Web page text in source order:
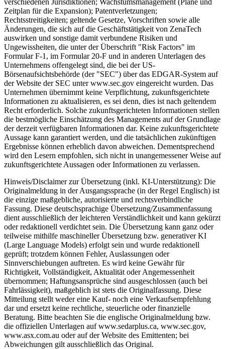
Zeitplan für die Expansion); Patentverletzungen;
Rechtsstreitigkeiten; geltende Gesetze, Vorschriften sowie alle
Änderungen, die sich auf die Geschäftstätigkeit von ZenaTech
auswirken und sonstige damit verbundene Risiken und
Ungewissheiten, die unter der Überschrift "Risk Factors" im
Formular F-1, im Formular 20-F und in anderen Unterlagen des
Unternehmens offengelegt sind, die bei der US-
Börsenaufsichtsbehörde (der "SEC") über das EDGAR-System auf
der Website der SEC unter www.sec.gov eingereicht wurden. Das
Unternehmen übernimmt keine Verpflichtung, zukunftsgerichtete
Informationen zu aktualisieren, es sei denn, dies ist nach geltendem
Recht erforderlich. Solche zukunftsgerichteten Informationen stellen
die bestmögliche Einschätzung des Managements auf der Grundlage
der derzeit verfügbaren Informationen dar. Keine zukunftsgerichtete
Aussage kann garantiert werden, und die tatsächlichen zukünftigen
Ergebnisse können erheblich davon abweichen. Dementsprechend
wird den Lesern empfohlen, sich nicht in unangemessener Weise auf
zukunftsgerichtete Aussagen oder Informationen zu verlassen.
Hinweis/Disclaimer zur Übersetzung (inkl. KI-Unterstützung): Die
Originalmeldung in der Ausgangssprache (in der Regel Englisch) ist
die einzige maßgebliche, autorisierte und rechtsverbindliche
Fassung. Diese deutschsprachige Übersetzung/Zusammenfassung
dient ausschließlich der leichteren Verständlichkeit und kann gekürzt
oder redaktionell verdichtet sein. Die Übersetzung kann ganz oder
teilweise mithilfe maschineller Übersetzung bzw. generativer KI
(Large Language Models) erfolgt sein und wurde redaktionell
geprüft; trotzdem können Fehler, Auslassungen oder
Sinnverschiebungen auftreten. Es wird keine Gewähr für
Richtigkeit, Vollständigkeit, Aktualität oder Angemessenheit
übernommen; Haftungsansprüche sind ausgeschlossen (auch bei
Fahrlässigkeit), maßgeblich ist stets die Originalfassung. Diese
Mitteilung stellt weder eine Kauf- noch eine Verkaufsempfehlung
dar und ersetzt keine rechtliche, steuerliche oder finanzielle
Beratung. Bitte beachten Sie die englische Originalmeldung bzw.
die offiziellen Unterlagen auf www.sedarplus.ca, www.sec.gov,
www.asx.com.au oder auf der Website des Emittenten; bei
Abweichungen gilt ausschließlich das Original.